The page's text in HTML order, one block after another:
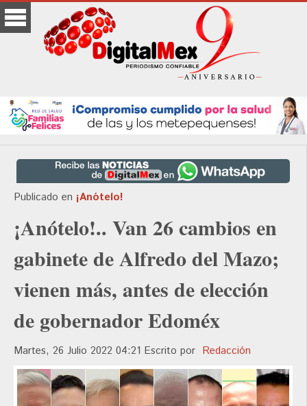
Publicado en ¡Anótelo!
¡Anótelo!.. Van 26 cambios en
gabinete de Alfredo del Mazo;
vienen más, antes de elección
de gobernador Edoméx
Martes, 26 Julio 2022 04:21 Escrito por Redacción